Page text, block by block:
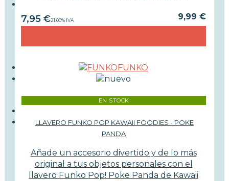
9,99 €
7,95 €21.00% IVA
FUNKO
EN STOCK
LLAVERO FUNKO POP KAWAII FOODIES - POKE
PANDA
Añade un accesorio divertido y de lo más
original a tus objetos personales con el
llavero Funko Pop! Poke Panda de Kawaii